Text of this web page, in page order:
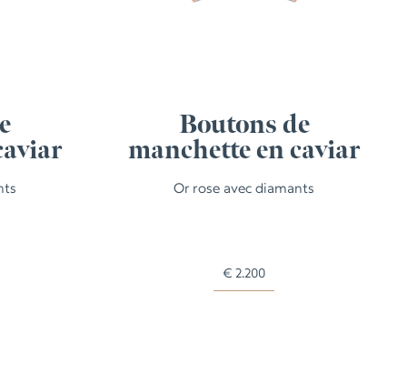
Boutons de
manchette en caviar
Or rose avec diamants
€ 2.200